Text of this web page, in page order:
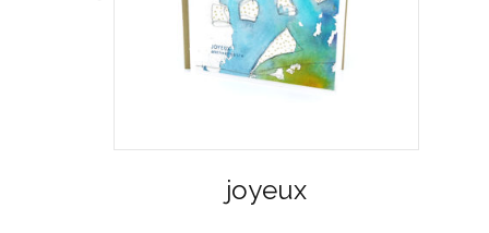
joyeux